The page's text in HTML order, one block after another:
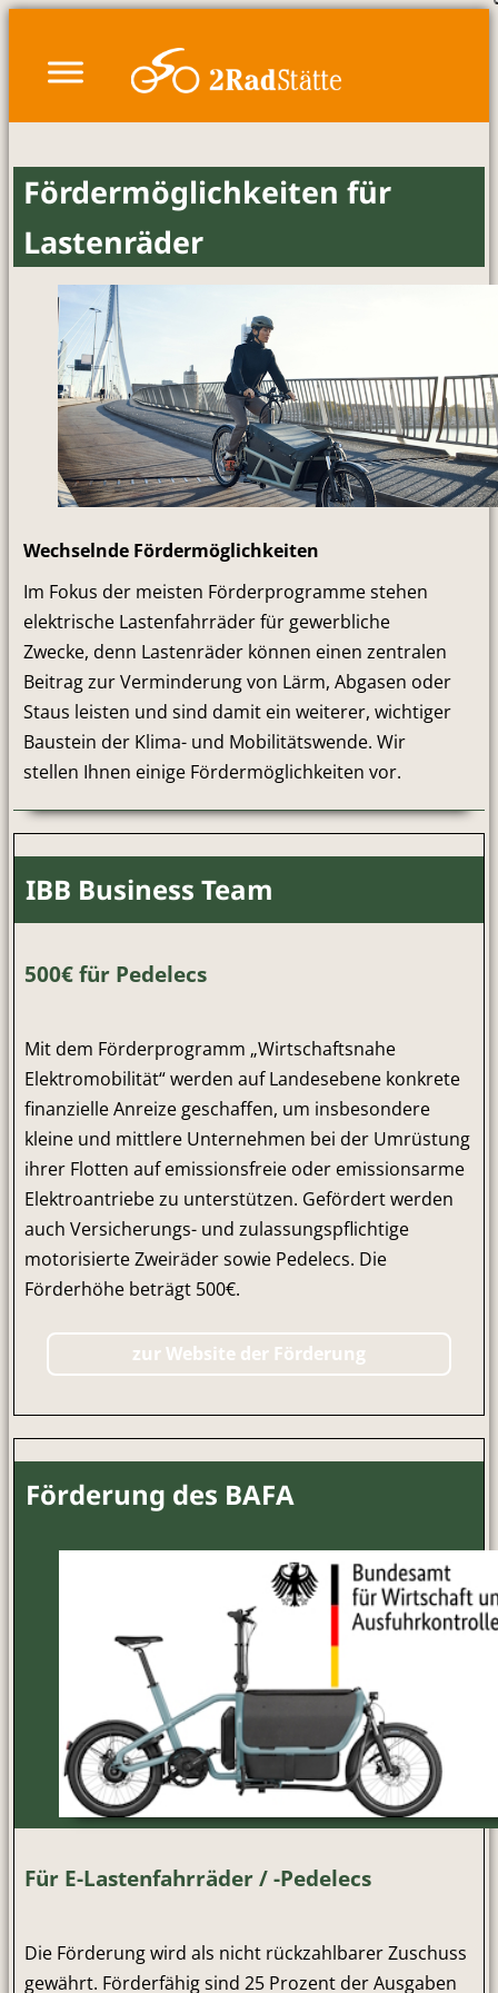
springen
Fördermöglichkeiten für
Lastenräder
Wechselnde Fördermöglichkeiten
Im Fokus der meisten Förderprogramme stehen
elektrische Lastenfahrräder für gewerbliche
Zwecke, denn Lastenräder können einen zentralen
Beitrag zur Verminderung von Lärm, Abgasen oder
Staus leisten und sind damit ein weiterer, wichtiger
Baustein der Klima- und Mobilitätswende. Wir
stellen Ihnen einige Fördermöglichkeiten vor.
IBB Business Team
500€ für Pedelecs
Mit dem Förderprogramm „Wirtschaftsnahe
Elektromobilität“ werden auf Landesebene konkrete
finanzielle Anreize geschaffen, um insbesondere
kleine und mittlere Unternehmen bei der Umrüstung
ihrer Flotten auf emissionsfreie oder emissionsarme
Elektroantriebe zu unterstützen. Gefördert werden
auch Versicherungs- und zulassungspflichtige
motorisierte Zweiräder sowie Pedelecs. Die
Förderhöhe beträgt 500€.
zur Website der Förderung
Förderung des BAFA
Für E-Lastenfahrräder / -Pedelecs
Die Förderung wird als nicht rückzahlbarer Zuschuss
gewährt. Förderfähig sind 25 Prozent der Ausgaben